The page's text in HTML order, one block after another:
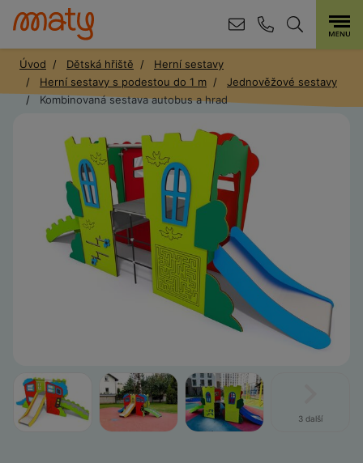
Úvod Dětská hřiště
Herní sestavy
Herní sestavy s podestou do 1 m
Jednověžové sestavy
Kombinovaná sestava autobus a hrad
3 další